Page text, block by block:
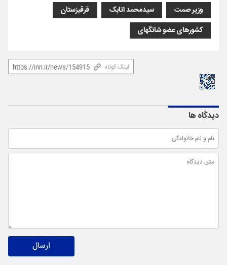
وزیر صمت سیدمحمد اتابک
قرقیزستان
کشورهای عضو شانگهای
لینک کوتاه
دیدگاه ها
ارسال